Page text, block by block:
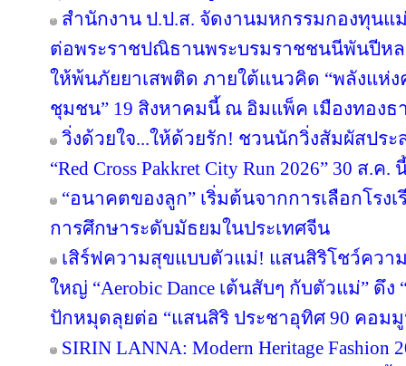
สำนักงาน ป.ป.ส. จัดงานมหกรรมกองทุนแ
ต่อพระราชปณิธานพระบรมราชชนนีพันปีห
ให้พ้นภัยยาเสพติด ภายใต้แนวคิด “พลังแห่
ชุมชน” 19 สิงหาคมนี้ ณ อิมแพ็ค เมืองทองธ
วิ่งด้วยใจ...ให้ด้วยรัก! ชวนนักวิ่งสัมผัสปร
“Red Cross Pakkret City Run 2026” 30 ส.ค.
“อนาคตของลูก” เริ่มต้นจากการเลือกโรง
การศึกษาระดับมัธยมในประเทศจีน
เสิร์ฟความสุขแบบตัวแม่! แสนสิริโชว์ความ
ใหญ่ “Aerobic Dance เต้นสับๆ กับตัวแม่” ดึ
ปักหมุดลุยต่อ “แสนสิริ ประชาอุทิศ 90 คอม
SIRIN LANNA: Modern Heritage